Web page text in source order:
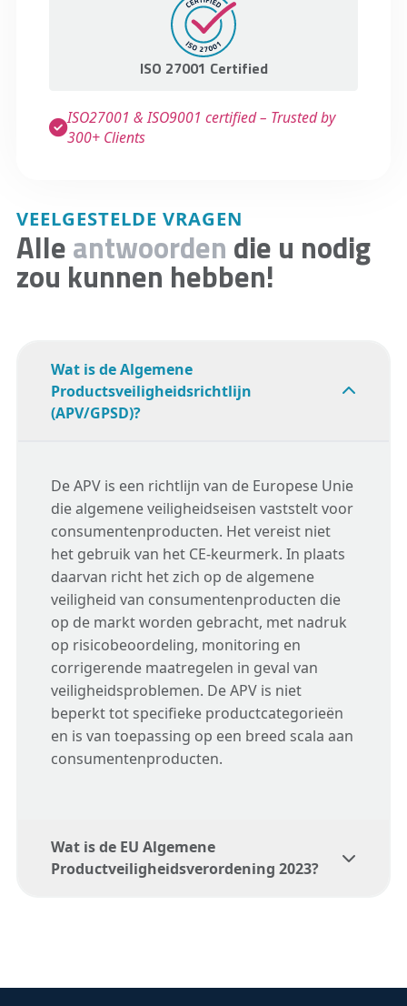
ISO 27001 Certified
ISO27001 & ISO9001 certified – Trusted by
300+ Clients
VEELGESTELDE VRAGEN
Alleantwoorden die u nodig
zou kunnen hebben!
Wat is de Algemene
Productsveiligheidsrichtlijn
(APV/GPSD)?
De APV is een richtlijn van de Europese Unie
die algemene veiligheidseisen vaststelt voor
consumentenproducten. Het vereist niet
het gebruik van het CE-keurmerk. In plaats
daarvan richt het zich op de algemene
veiligheid van consumentenproducten die
op de markt worden gebracht, met nadruk
op risicobeoordeling, monitoring en
corrigerende maatregelen in geval van
veiligheidsproblemen. De APV is niet
beperkt tot specifieke productcategorieën
en is van toepassing op een breed scala aan
consumentenproducten.
Wat is de EU Algemene
Productveiligheidsverordening 2023?
2023/988, die van kracht is vanaf 12 juni